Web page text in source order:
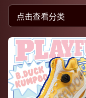
点击查看分类